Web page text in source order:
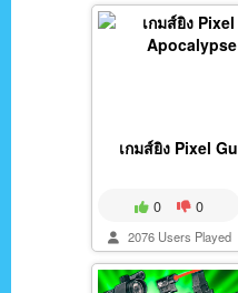
เกมส์ยิง Pixel
0 0
2076 Users Played